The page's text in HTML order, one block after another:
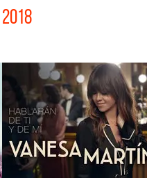
2018